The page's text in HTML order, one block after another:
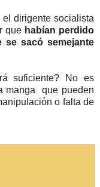
dirigente socialista
que habían perdido
se sacó semejante
suficiente? No es
manga que pueden
o falta de